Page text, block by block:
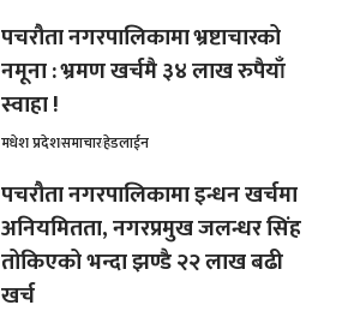
पचरौता नगरपालिकामा भ्रष्टाचारको
नमूना : भ्रमण खर्चमै ३४ लाख रुपैयाँ
स्वाहा !
मधेश प्रदेशसमाचारहेडलाईन
पचरौता नगरपालिकामा इन्धन खर्चमा
अनियमितता, नगरप्रमुख जलन्धर सिंह
तोकिएको भन्दा झण्डै २२ लाख बढी
खर्च